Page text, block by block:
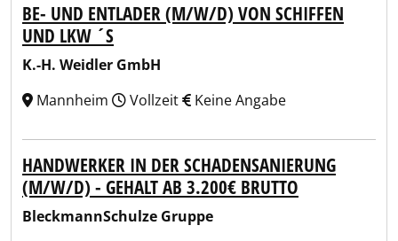
BE- UND ENTLADER (M/W/D) VON SCHIFFEN
UND LKW ´S
K.-H. Weidler GmbH
Mannheim
Vollzeit Keine Angabe
HANDWERKER IN DER SCHADENSANIERUNG
(M/W/D) - GEHALT AB 3.200€ BRUTTO
BleckmannSchulze Gruppe